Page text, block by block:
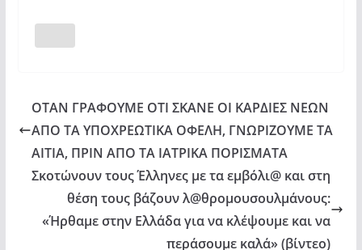
ΟΤΑΝ ΓΡΑΦΟΥΜΕ ΟΤΙ ΣΚΑΝΕ ΟΙ ΚΑΡΔΙΕΣ ΝΕΩΝ
ΑΠΟ ΤΑ ΥΠΟΧΡΕΩΤΙΚΑ ΟΦΕΛΗ, ΓΝΩΡΙΖΟΥΜΕ ΤΑ
ΑΙΤΙΑ, ΠΡΙΝ ΑΠΟ ΤΑ ΙΑΤΡΙΚΑ ΠΟΡΙΣΜΑΤΑ
Σκοτώνουν τους Έλληνες με τα εμβόλι@ και στη
θέση τους βάζουν λ@θρομουσουλμάνους:
«Ήρθαμε στην Ελλάδα για να κλέψουμε και να
περάσουμε καλά» (βίντεο)